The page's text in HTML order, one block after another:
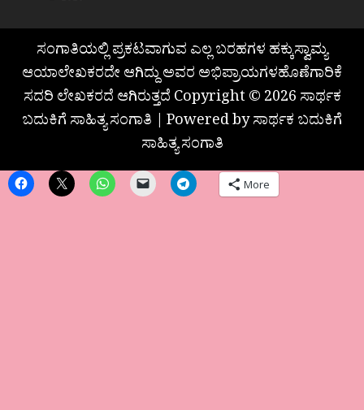
ಸಂಗಾತಿಯಲ್ಲಿ ಪ್ರಕಟವಾಗುವ ಎಲ್ಲ ಬರಹಗಳ ಹಕ್ಕುಸ್ವಾಮ್ಯ
ಆಯಾಲೇಖಕರದೇ ಆಗಿದ್ದು ಅವರ ಅಭಿಪ್ರಾಯಗಳಹೊಣೆಗಾರಿಕೆ
ಸದರಿ ಲೇಖಕರದೆ ಆಗಿರುತ್ತದೆ Copyright © 2026 ಸಾರ್ಥಕ
ಬದುಕಿಗೆ ಸಾಹಿತ್ಯ ಸಂಗಾತಿ | Powered by ಸಾರ್ಥಕ ಬದುಕಿಗೆ
ಸಾಹಿತ್ಯ ಸಂಗಾತಿ
More